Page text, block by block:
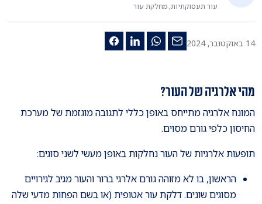
עור תעסוקתיות, מחלקת עור
14 באוקטובר, 2024
מהי אלרגיה של העור?
המונח אלרגיה מתייחס באופן כללי לתגובה מוגזמת של מערכת
החיסון כלפי גורם מסוים.
תופעות אלרגיות של העור נחלקות באופן מעשי לשני סוגים:
הראשון, בו לא מזוהה גורם אלרגי ברור והעור מגיב לגירויים
מסוגים שונים. דלקת עור אטופית (או בשם הפחות מדעי שלה